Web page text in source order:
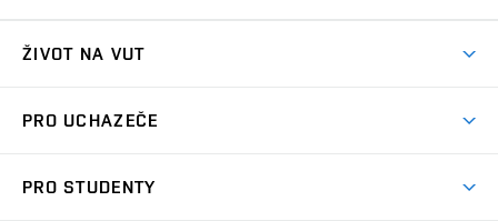
ŽIVOT NA VUT
Koleje
PRO UCHAZEČE
PRO STUDENTY